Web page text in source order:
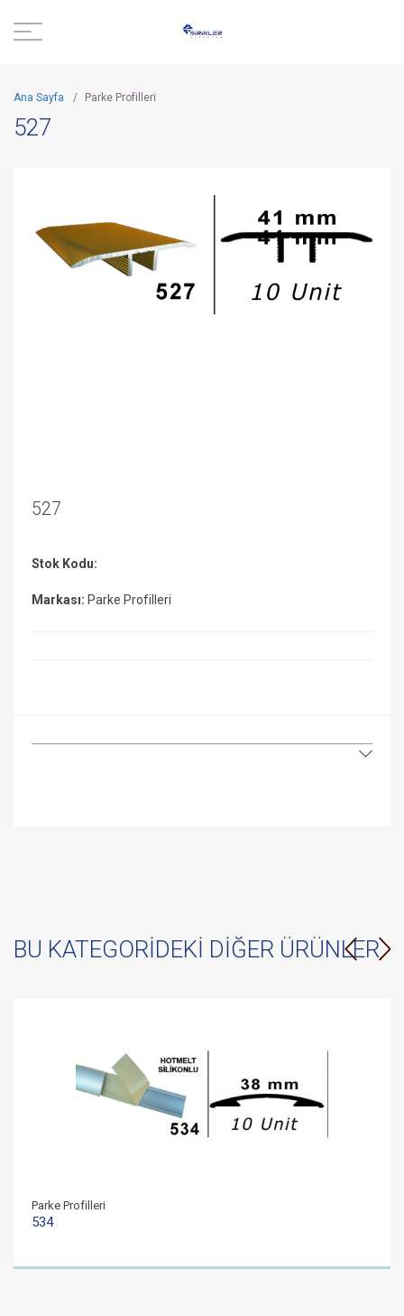
Ana Sayfa / Parke Profilleri
527
527
Stok Kodu:
Markası: Parke Profilleri
BU KATEGORIDEKI DIĞER ÜRÜNLER
Parke Profilleri
534